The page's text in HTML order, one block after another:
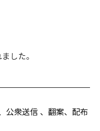
した。
公衆送信 、翻案、配布